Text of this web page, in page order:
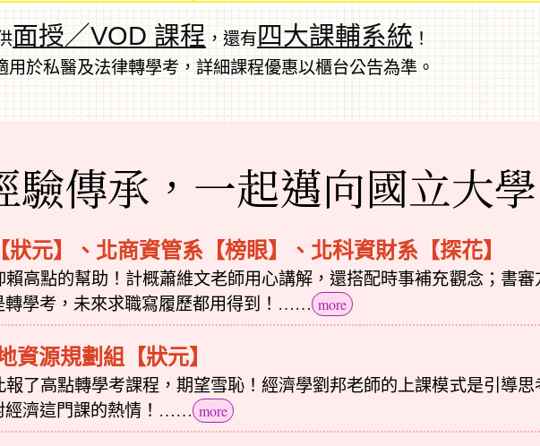
面授／VOD 課程，還有 四大課輔系統！
用於私醫及法律轉學考，詳細課程優惠以櫃台公告為準。
傳承， 一起邁向國立大學
元】、北商資管系【榜眼】、北科資財系【探花】
高點的幫助！計概蕭維文老師用心講解，還搭配時事補充觀念；書
轉學考，未來求職寫履歷都用得到！…… more
資源規劃組【狀元】
了高點轉學考課程，期望雪恥！經濟學劉邦老師的上課模式是引導思
經濟這門課的熱情！…… more